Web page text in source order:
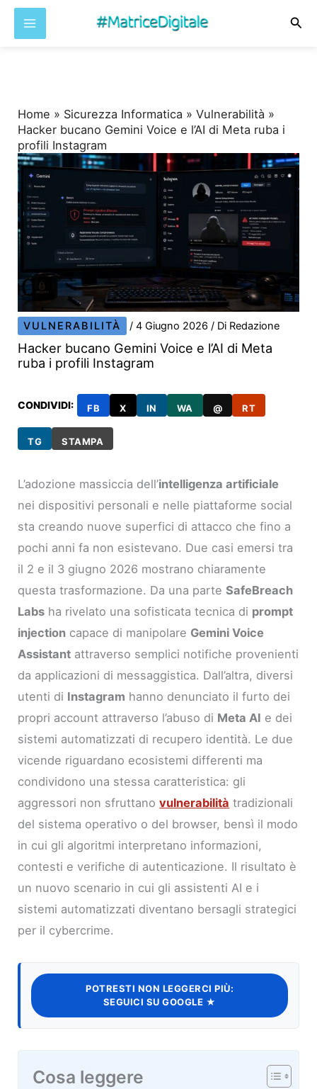
Home » Sicurezza Informatica »Vulnerabilità »
Hacker bucano Gemini Voice e l’AI di Meta ruba i
profili Instagram
VULNERABILITÀ /4 Giugno 2026/ Di Redazione
Hacker bucano Gemini Voice e l’AI di Meta
ruba i profili Instagram
CONDIVIDI: FB X IN WA @ RT
TG STAMPA
L’adozione massiccia dell’intelligenza artificiale
nei dispositivi personali e nelle piattaforme social
sta creando nuove superfici di attacco che fino a
pochi anni fa non esistevano. Due casi emersi tra
il 2 e il 3 giugno 2026 mostrano chiaramente
questa trasformazione. Da una parteSafeBreach
Labs ha rivelato una sofisticata tecnica di prompt
injection capace di manipolare Gemini Voice
Assistant attraverso semplici notifiche provenienti
da applicazioni di messaggistica. Dall’altra, diversi
utenti di Instagram hanno denunciato il furto dei
propri account attraverso l’abuso di Meta AI e dei
sistemi automatizzati di recupero identità. Le due
vicende riguardano ecosistemi differenti ma
condividono una stessa caratteristica: gli
aggressori non sfruttanovulnerabilità tradizionali
del sistema operativo o del browser, bensì il modo
in cui gli algoritmi interpretano informazioni,
contesti e verifiche di autenticazione. Il risultato è
un nuovo scenario in cui gli assistenti AI e i
sistemi automatizzati diventano bersagli strategici
per il cybercrime.
POTRESTI NON LEGGERCI PIÙ:
SEGUICI SU GOOGLE ★
Cosa leggere